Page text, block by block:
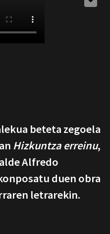
beteta zegoela
Hizkuntza erreinu,
Alfredo
duen obra
letrarekin.